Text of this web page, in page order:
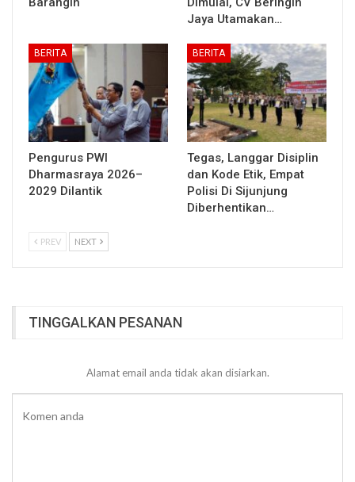
Jaya Utamakan…
BERITA
Pengurus PWI
Dharmasraya 2026–
2029 Dilantik
BERITA
Tegas, Langgar Disiplin
dan Kode Etik, Empat
Polisi Di Sijunjung
Diberhentikan…
PREV NEXT
TINGGALKAN PESANAN
Alamat email anda tidak akan disiarkan.